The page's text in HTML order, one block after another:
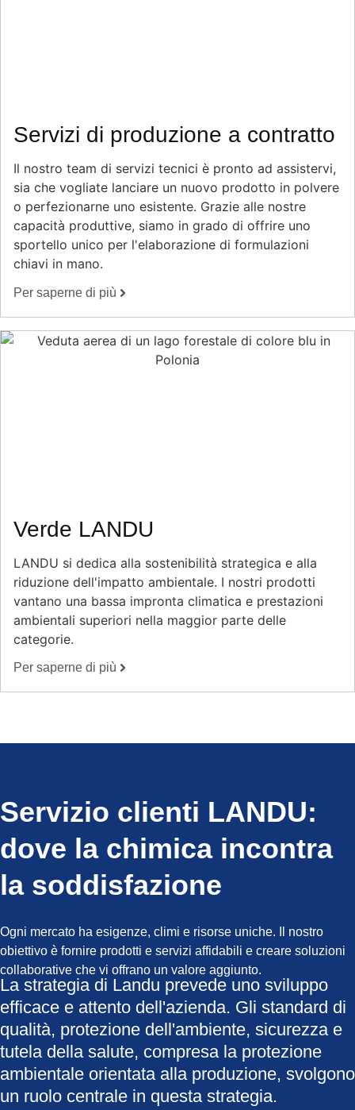
Servizi di produzione a contratto
Il nostro team di servizi tecnici è pronto ad assistervi,
sia che vogliate lanciare un nuovo prodotto in polvere
o perfezionarne uno esistente. Grazie alle nostre
capacità produttive, siamo in grado di offrire uno
sportello unico per l'elaborazione di formulazioni
chiavi in mano.
Per saperne di più
Verde LANDU
LANDU si dedica alla sostenibilità strategica e alla
riduzione dell'impatto ambientale. I nostri prodotti
vantano una bassa impronta climatica e prestazioni
ambientali superiori nella maggior parte delle
categorie.
Per saperne di più
Servizio clienti LANDU:
dove la chimica incontra
la soddisfazione
Ogni mercato ha esigenze, climi e risorse uniche. Il nostro
obiettivo è fornire prodotti e servizi affidabili e creare soluzioni
collaborative che vi offrano un valore aggiunto.
La strategia di Landu prevede uno sviluppo
efficace e attento dell'azienda. Gli standard di
qualità, protezione dell'ambiente, sicurezza e
tutela della salute, compresa la protezione
ambientale orientata alla produzione, svolgono
un ruolo centrale in questa strategia.